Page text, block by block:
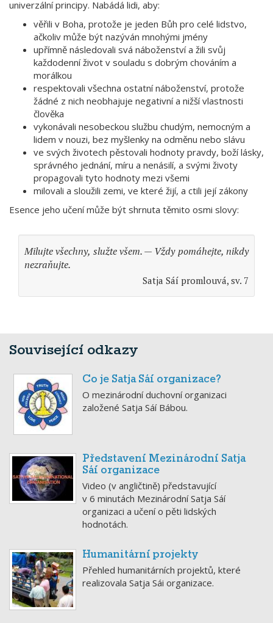
univerzální principy. Nabádá lidi, aby:
věřili v Boha, protože je jeden Bůh pro celé lidstvo,
ačkoliv může být nazýván mnohými jmény
upřímně následovali svá náboženství a žili svůj
každodenní život v souladu s dobrým chováním a
morálkou
respektovali všechna ostatní náboženství, protože
žádné z nich neobhajuje negativní a nižší vlastnosti
člověka
vykonávali nesobeckou službu chudým, nemocným a
lidem v nouzi, bez myšlenky na odměnu nebo slávu
ve svých životech pěstovali hodnoty pravdy, boží lásky,
správného jednání, míru a nenásilí, a svými životy
propagovali tyto hodnoty mezi všemi
milovali a sloužili zemi, ve které žijí, a ctili její zákony
Esence jeho učení může být shrnuta těmito osmi slovy:
Milujte všechny, služte všem. — Vždy pomáhejte, nikdy
nezraňujte.
Satja Sáí promlouvá, sv. 7
Související odkazy
Co je Satja Sáí organizace?
O mezinárodní duchovní organizaci
založené Satja Sáí Bábou.
Představení Mezinárodní Satja
Sáí organizace
Video (v angličtině) představující
v 6 minutách Mezinárodní Satja Sáí
organizaci a učení o pěti lidských
hodnotách.
Humanitární projekty
Přehled humanitárních projektů, které
realizovala Satja Sái organizace.